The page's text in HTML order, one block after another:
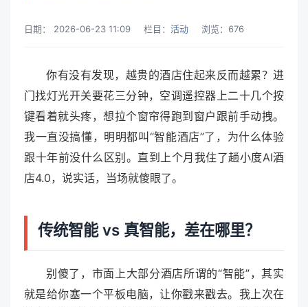
日期： 2026-06-23 11:09 栏目： 活动 浏览： 676
你有没有发现，越贵的酒店住起来反而越累？进
门找灯光开关要花三分钟，空调遥控器上二十几个按
键看着就头疼，想拉个窗帘得跑到窗户跟前手动拽。
我一直没搞懂，明明都叫“智能酒店”了，为什么体验
跟十年前没什么区别。直到上个月我住了趟小度AI酒
店4.0，说实话，当场就傻眼了。
传统智能 vs 真智能，差在哪里？
别傻了，市面上大部分酒店所谓的“智能”，其实
就是给你塞一个平板电脑，让你戳来戳去。我上次在